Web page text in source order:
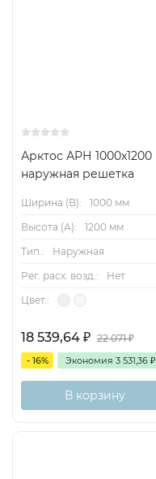
Арктос АРН 1000x1200
наружная решетка
Ширина (B):
1000 мм
Высота (А):
1200 мм
Тип.:
Наружная
Рег. расх. возд.:
Нет
Цвет.:
18 539,64 ₽ 22 071₽
- 16% Экономия 3 531,36 ₽
В корзину